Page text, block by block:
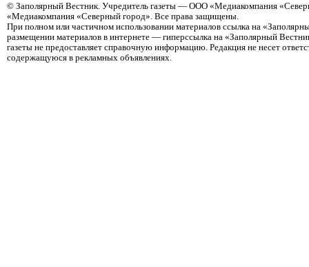
© Заполярный Вестник. Учредитель газеты — ООО «Медиакомпания
«Медиакомпания «Северный город». Все права защищены.
При полном или частичном использовании материалов ссылка на
размещении материалов в интернете — гиперссылка на «Заполярный
газеты не предоставляет справочную информацию. Редакция не несет
содержащуюся в рекламных объявлениях.